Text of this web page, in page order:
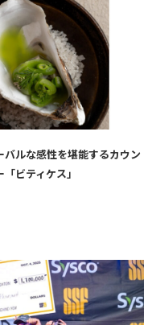
バルな感性を堪能するカウン
ビティケス」